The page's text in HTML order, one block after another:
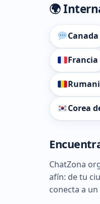
🌍
Canada
Francia
Corea
ChatZona
afín: de tu
conecta a